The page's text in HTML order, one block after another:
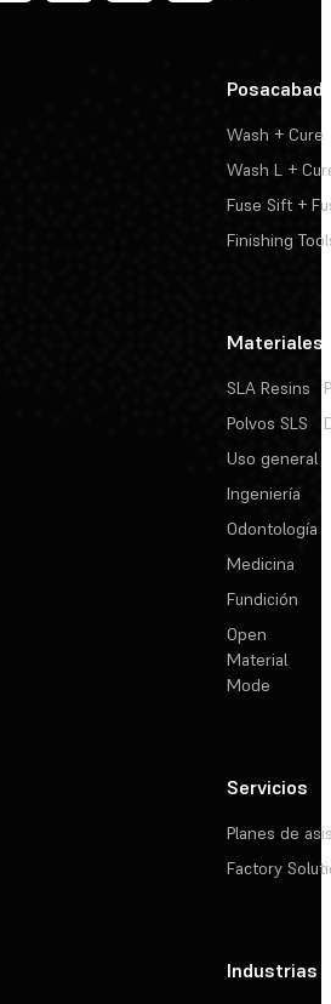
Wash + Cure
Wash L +
Fuse Sift +
Finishing
Materiales
SLA Resins
Polvos SLS
Uso general
Ingeniería
Odontología
Medicina
Fundición
Open
Material
Mode
Servicios
Planes de
Factory
Industrias